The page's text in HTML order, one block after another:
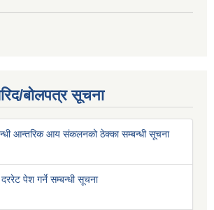
बोलपत्र सूचना
आन्तरिक आय संकलनको ठेक्का सम्बन्धी सूचना
पेश गर्ने सम्बन्धी सूचना